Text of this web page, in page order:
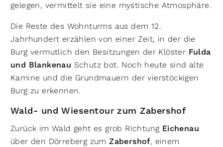
gelegen, vermittelt sie eine mystische Atmosphäre.
Die Reste des Wohnturms aus dem 12.
Jahrhundert erzählen von einer Zeit, in der die
Burg vermutlich den Besitzungen der Klöster Fulda
und Blankenau Schutz bot. Noch heute sind alte
Kamine und die Grundmauern der vierstöckigen
Burg zu erkennen.
Wald- und Wiesentour zum Zabershof
Zurück im Wald geht es grob Richtung Eichenau
über den Dörreberg zumZabershof, einem